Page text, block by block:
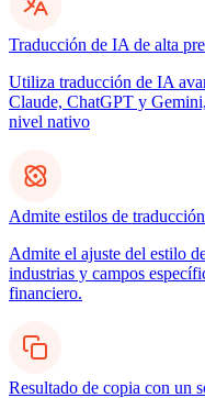
Traducción de IA de alta
Utiliza traducción de IA
Claude, ChatGPT y
nivel nativo
Admite estilos de
Admite el ajuste del estilo
industrias y campos
financiero.
Resultado de copia con un